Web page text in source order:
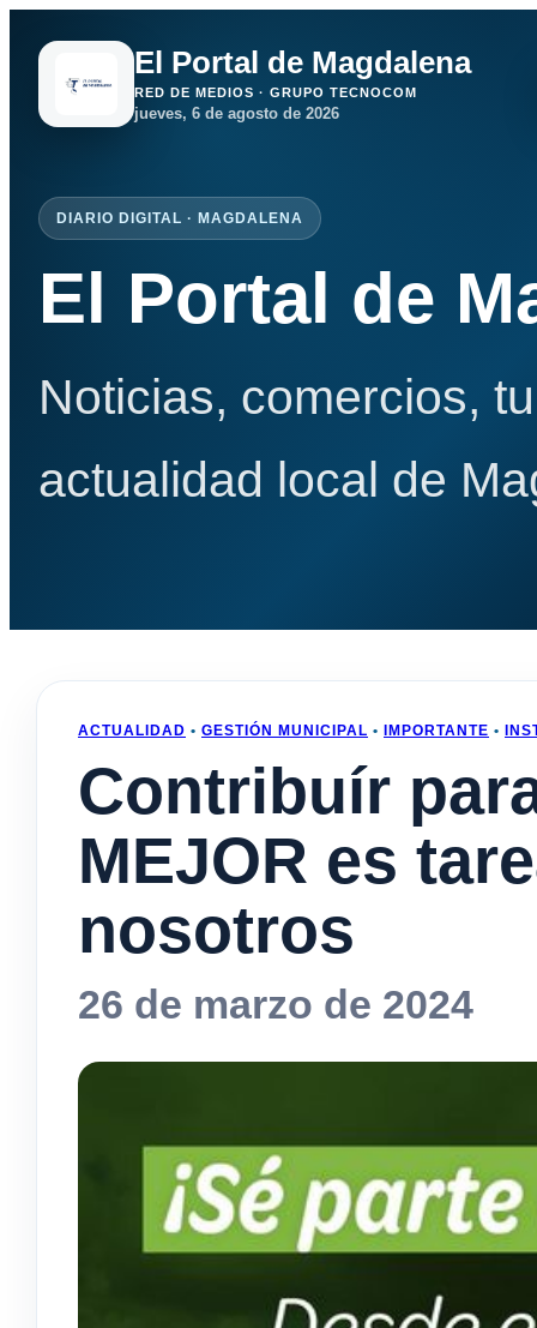
El Portal de Magdalena
RED DE MEDIOS · GRUPO TECNOCOM
jueves, 6 de agosto de 2026
DIARIO DIGITAL · MAGDALENA
El Portal de
Noticias, comercios,
actualidad local de
ACTUALIDAD • GESTIÓN MUNICIPAL • IMPORTANTE •
Contribuír
MEJOR es
nosotros
26 de marzo de 2024